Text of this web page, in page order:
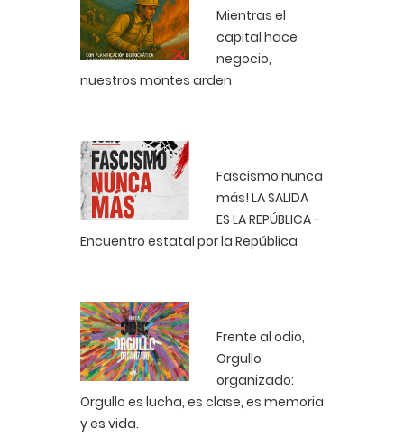
Mientras el
capital hace
negocio,
nuestros montes arden
Fascismo nunca
más! LA SALIDA
ES LA REPÚBLICA -
Encuentro estatal por la República
Frente al odio,
Orgullo
organizado:
Orgullo es lucha, es clase, es memoria
y es vida.